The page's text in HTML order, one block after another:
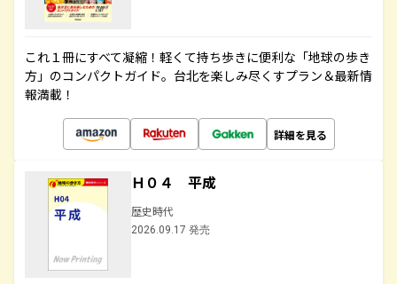
これ１冊にすべて凝縮！軽くて持ち歩きに便利な「地球の歩き
方」のコンパクトガイド。台北を楽しみ尽くすプラン＆最新情
報満載！
詳細を見る
Ｈ０４ 平成
歴史時代
2026.09.17 発売